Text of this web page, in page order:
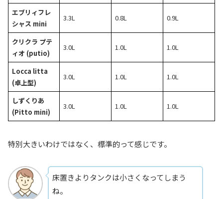
エブリィフレ
シャス mini
3.3L 0.8L 0.9L
クリクラ プテ
ィオ (putio)
3.0L 1.0L 1.0L
Locca litta
(卓上型)
3.0L 1.0L 1.0L
しずくりあ
(Pitto mini)
3.0L 1.0L 1.0L
特別大きいわけではなく、標準的って感じです。
床置きよりタンクは小さくなってしまう
ね。